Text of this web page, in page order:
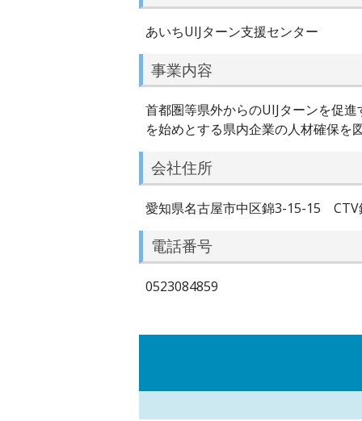
あいちUIJターン支援センター
事業内容
首都圏等県外からのUIJターンを促
を始めとする県内企業の人材確保を
会社住所
愛知県名古屋市中区錦3-15-15 CTV
電話番号
0523084859